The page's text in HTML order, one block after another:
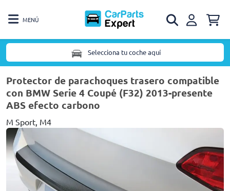
MENÚ
Selecciona tu coche aquí
Protector de parachoques trasero compatible
con BMW Serie 4 Coupé (F32) 2013-presente
ABS efecto carbono
M Sport, M4